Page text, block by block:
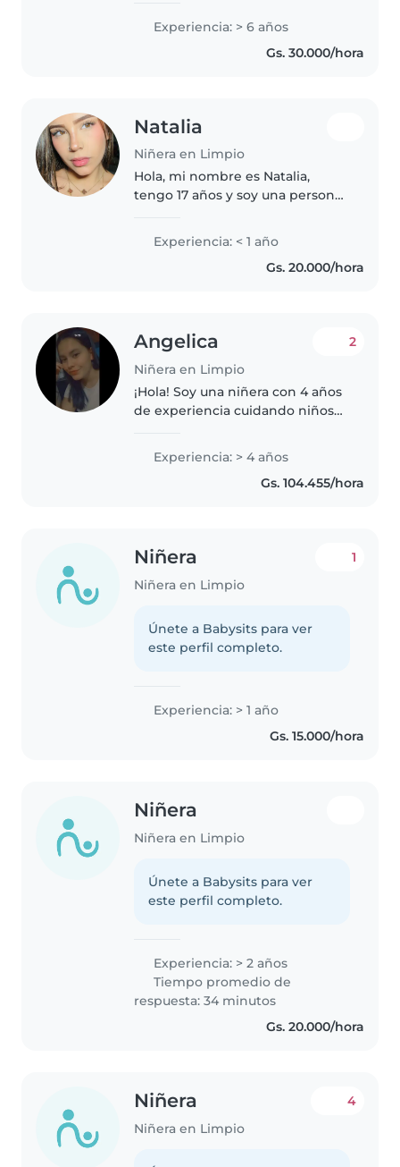
pequeños. Vivo en Limpio y
estoy disponible para trabajar
Experiencia: > 6 años
Gs. 30.000/hora
Natalia
Niñera en Limpio
Hola, mi nombre es Natalia,
tengo 17 años y soy una persona
comprometida con el cuidado
de los niños. Me caracterizo por
ser puntual, organizada y atenta..
Experiencia: < 1 año
Gs. 20.000/hora
Angelica
Niñera en Limpio
2
¡Hola! Soy una niñera con 4 años
de experiencia cuidando niños
dibujar, hacer manualidades,
tocar música y jugar con los
niños. También estoy cómoda..
Experiencia: > 4 años
Gs. 104.455/hora
Niñera
Niñera en Limpio
1
Únete a Babysits para ver
este perfil completo.
Experiencia: > 1 año
Gs. 15.000/hora
Niñera
Niñera en Limpio
Únete a Babysits para ver
este perfil completo.
Experiencia: > 2 años
Tiempo promedio de
respuesta: 34 minutos
Gs. 20.000/hora
Niñera
Niñera en Limpio
4